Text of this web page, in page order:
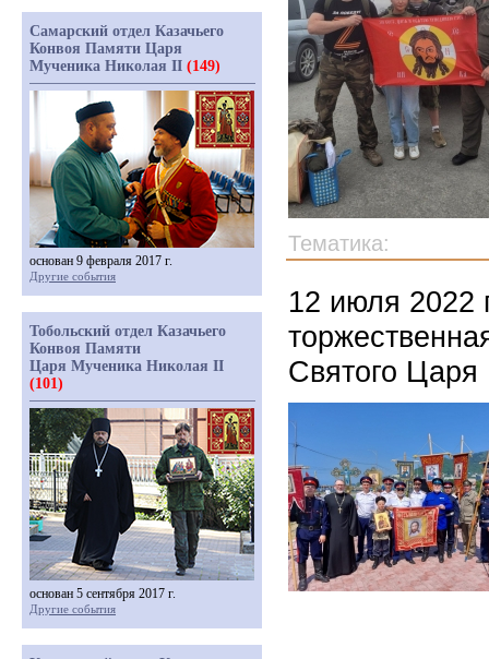
Тематика:
12 июля 2022
Святого
Самарский отдел Казачьего
Конвоя Памяти Царя
Мученика Николая II (149)
основан 9 февраля 2017 г.
Другие события
Тобольский отдел Казачьего
Конвоя Памяти
Царя Мученика Николая II
(101)
основан 5 сентября 2017 г.
Другие события